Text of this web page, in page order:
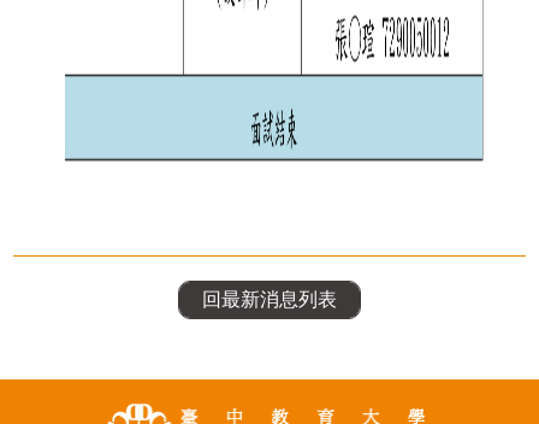
回最新消息列表